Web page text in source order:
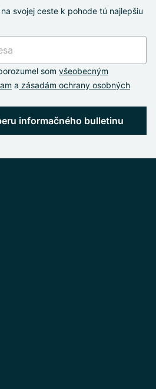
svojej ceste k pohode tú najlepšiu
som všeobecným
a zásadám ochrany osobných
informačného bulletinu